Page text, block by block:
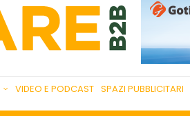
VIDEO E PODCAST SPAZI PUBBLICITARI